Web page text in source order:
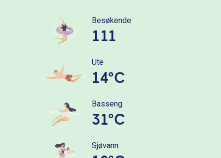
Besøkende
111
Ute
14°C
Basseng
31°C
Sjøvann